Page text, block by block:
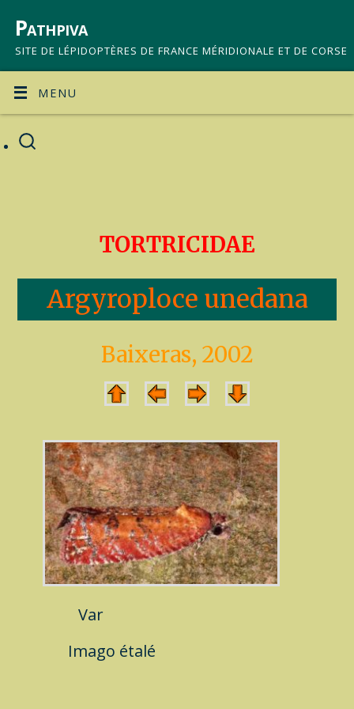
Pathpiva
SITE DE LÉPIDOPTÈRES DE FRANCE MÉRIDIONALE ET DE CORSE
MENU
TORTRICIDAE
Argyroploce unedana
Baixeras, 2002
Var
Imago étalé